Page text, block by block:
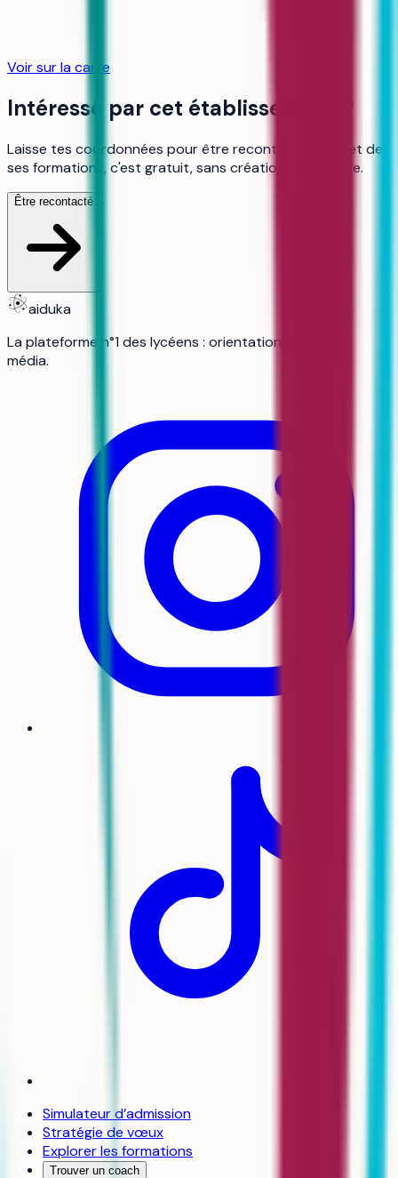
Voir sur la carte
Intéressé par cet établissement ?
Laisse tes coordonnées pour être recontacté au sujet de
ses formations, c'est gratuit, sans création de compte.
Être recontacté
aiduka
La plateforme n°1 des lycéens : orientation, révisions,
média.
Simulateur d’admission
Stratégie de vœux
Explorer les formations
Trouver un coach